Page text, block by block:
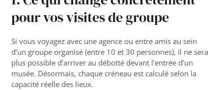
pour vos visites de groupe
Si vous voyagez avec une agence ou entre amis au sein
d’un groupe organisé (entre 10 et 30 personnes), il ne sera
plus possible d’arriver au débotté devant l’entrée d’un
musée. Désormais, chaque créneau est calculé selon la
capacité réelle des lieux.